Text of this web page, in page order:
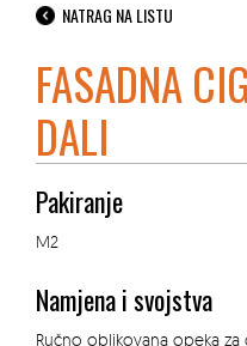
NATRAG NA LISTU
FASADNA
DALI
Pakiranje
M2
Namjena i svojstva
Ručno oblikovana opeka